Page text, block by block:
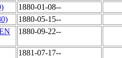
1880-01-08--
1880-05-15--
1880-09-22--
1881-07-17--